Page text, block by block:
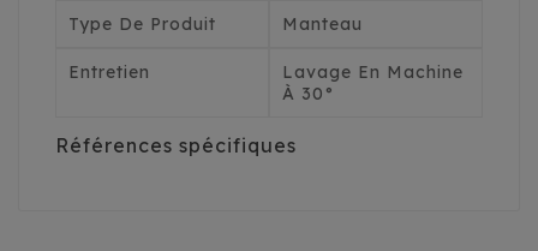
Type De Produit Manteau
Entretien
Lavage En Machine
À 30°
Références spécifiques